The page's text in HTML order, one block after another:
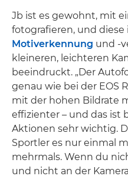
Jb ist es gewohnt, mit
fotografieren, und
Motiverkennung und -
kleineren, leichteren
beeindruckt. „Der
genau wie bei der EOS
mit der hohen Bildrate
effizienter – und das ist
Aktionen sehr wichtig.
Sportler es nur einmal
mehrmals. Wenn du
und nicht an der